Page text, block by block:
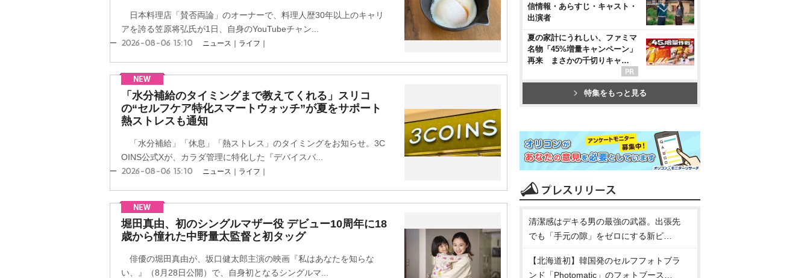
日本料理店「賛否両論」のオーナーで、料理人歴30年以上のキャリ
アを誇る笠原将弘氏が1日、自身のYouTubeチャン...
2026-08-06 15:10 ニュース｜ライフ｜
「水分補給のタイミングまで教えてくれる」スリコ
の“セルフケア特化スマートウォッチ”が夏をサポート
熱ストレスも通知
「水分補給」「休息」「熱ストレス」のタイミングをお知らせ。3C
OINS公式Xが、カラダ管理に特化した『デバイスバ...
2026-08-06 15:10 ニュース｜ライフ｜
堀田真由、初のシングルマザー役 デビュー10周年に18
歳から憧れた中野量太監督と初タッグ
俳優の堀田真由が、坂口健太郎主演の映画『私はあなたを知らな
い、』（8月28日公開）で、自身初となるシングルマ...
信情報・あらすじ・キャスト・
出演者
夏の家計にうれしい、ファミマ
名物「45%増量キャンペーン」
再来 まさかの千切りキャ…
特集をもっと見る
清潔感はデキる男の最強の武器。出張先
でも「手元の隙」をゼロにする新ビ…
【北海道初】韓国発のセルフフォトブラ
ンド「Photomatic」のフォトブース…